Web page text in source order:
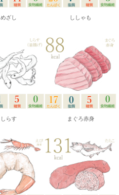
めざし
しらす
ししゃも
まぐろ赤身